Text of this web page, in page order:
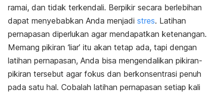
ramai, dan tidak terkendali. Berpikir secara berlebihan
dapat menyebabkan Anda menjadi stres. Latihan
pernapasan diperlukan agar mendapatkan ketenangan.
Memang pikiran ‘liar’ itu akan tetap ada, tapi dengan
latihan pernapasan, Anda bisa mengendalikan pikiran-
pikiran tersebut agar fokus dan berkonsentrasi penuh
pada satu hal. Cobalah latihan pernapasan setiap kali